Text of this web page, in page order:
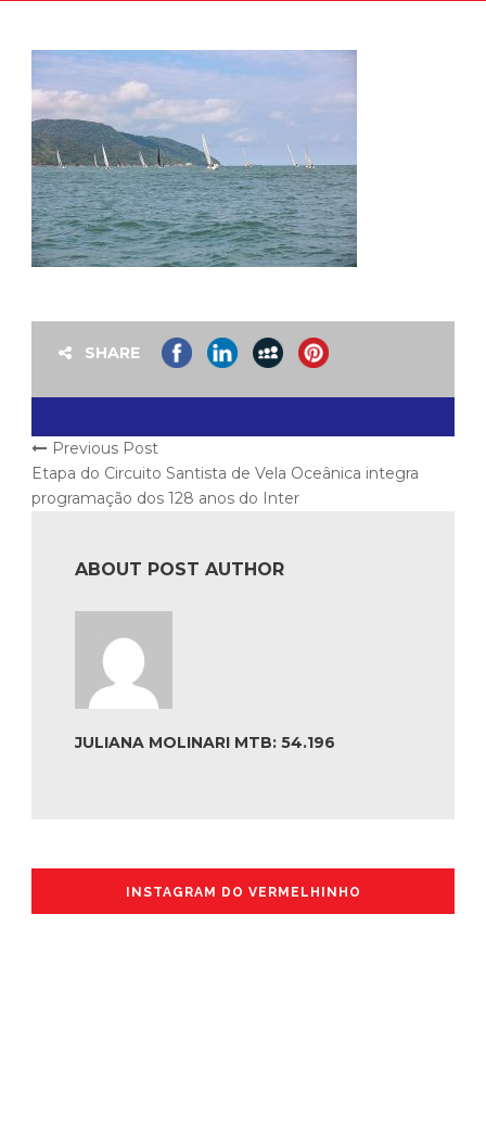
SHARE
Previous Post
Etapa do Circuito Santista de Vela Oceânica integra
programação dos 128 anos do Inter
ABOUT POST AUTHOR
JULIANA MOLINARI MTB: 54.196
INSTAGRAM DO VERMELHINHO